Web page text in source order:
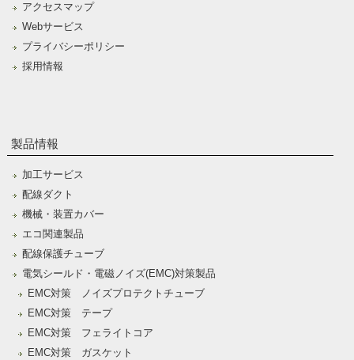
アクセスマップ
Webサービス
プライバシーポリシー
採用情報
製品情報
加工サービス
配線ダクト
機械・装置カバー
エコ関連製品
配線保護チューブ
電気シールド・電磁ノイズ(EMC)対策製品
EMC対策 ノイズプロテクトチューブ
EMC対策 テープ
EMC対策 フェライトコア
EMC対策 ガスケット